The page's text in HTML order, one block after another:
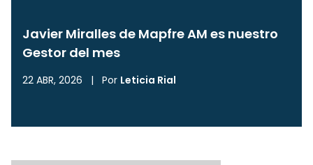
Javier Miralles de Mapfre AM es nuestro
Gestor del mes
22 ABR, 2026 | Por Leticia Rial